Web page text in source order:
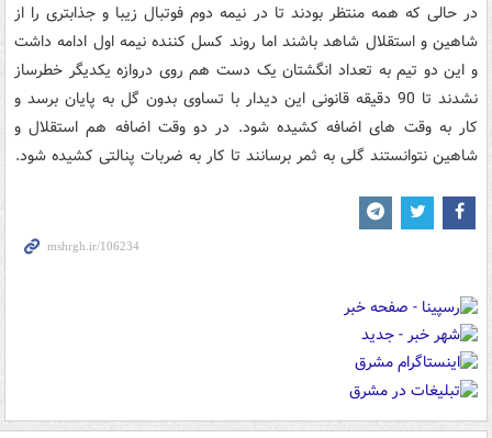
در حالی که همه منتظر بودند تا در نیمه دوم فوتبال زیبا و جذابتری را از
شاهین و استقلال شاهد باشند اما روند کسل کننده نیمه اول ادامه داشت
و این دو تیم به تعداد انگشتان یک دست هم روی دروازه یکدیگر خطرساز
نشدند تا 90 دقیقه قانونی این دیدار با تساوی بدون گل به پایان برسد و
کار به وقت های اضافه کشیده شود. در دو وقت اضافه هم استقلال و
شاهین نتوانستند گلی به ثمر برسانند تا کار به ضربات پنالتی کشیده شود.